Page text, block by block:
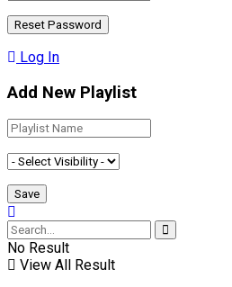
Log In
Add New Playlist
No Result
View All Result